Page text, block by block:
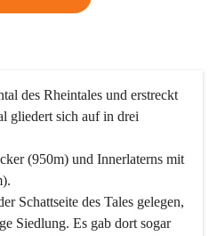
des Rheintales und erstreckt
gliedert sich auf in drei
(950m) und Innerlaterns mit
Schattseite des Tales gelegen,
Siedlung. Es gab dort sogar